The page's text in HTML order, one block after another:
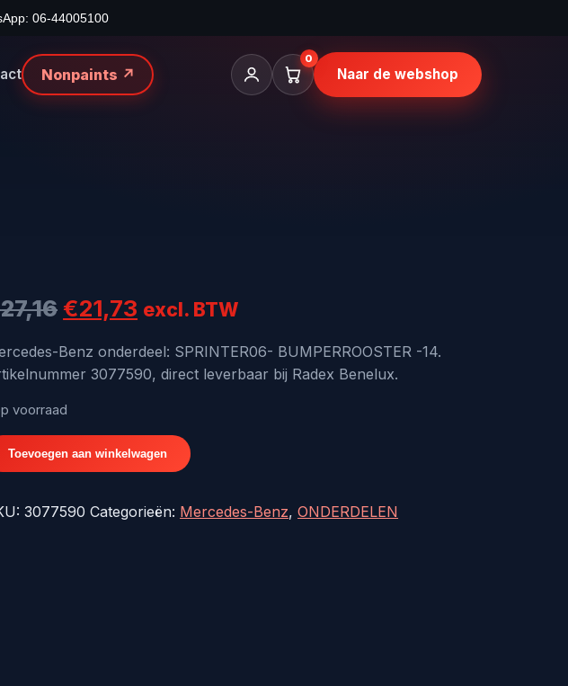
06-44005100
Nonpaints ↗
0
Naar de webshop
27,16Oorspronkelijke
prijs
was:
€27,16.
€21,73 Huidige
prijs
is:
excl. BTW
Benz onderdeel: SPRINTER06- BUMPERROOSTER -14.
3077590, direct leverbaar bij Radex Benelux.
voorraad
Toevoegen aan winkelwagen
3077590 Categorieën: Mercedes-Benz,ONDERDELEN